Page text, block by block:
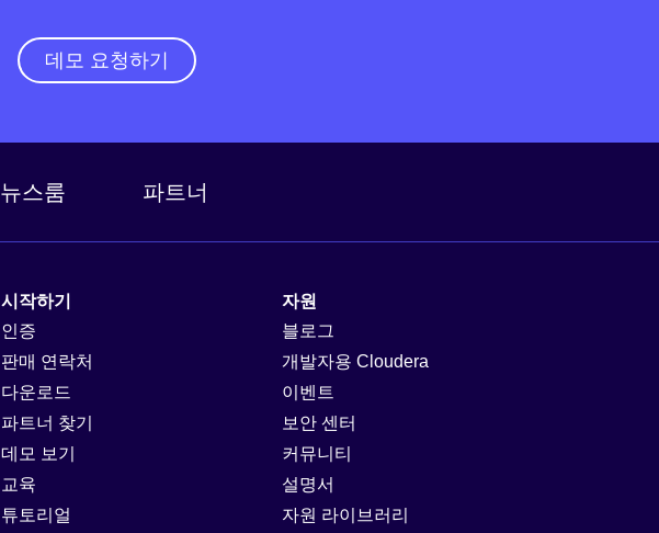
데모 요청하기
뉴스룸 파트너
시작하기
인증
판매 연락처
다운로드
파트너 찾기
데모 보기
교육
튜토리얼
자원
블로그
개발자용 Cloudera
이벤트
보안 센터
커뮤니티
설명서
자원 라이브러리